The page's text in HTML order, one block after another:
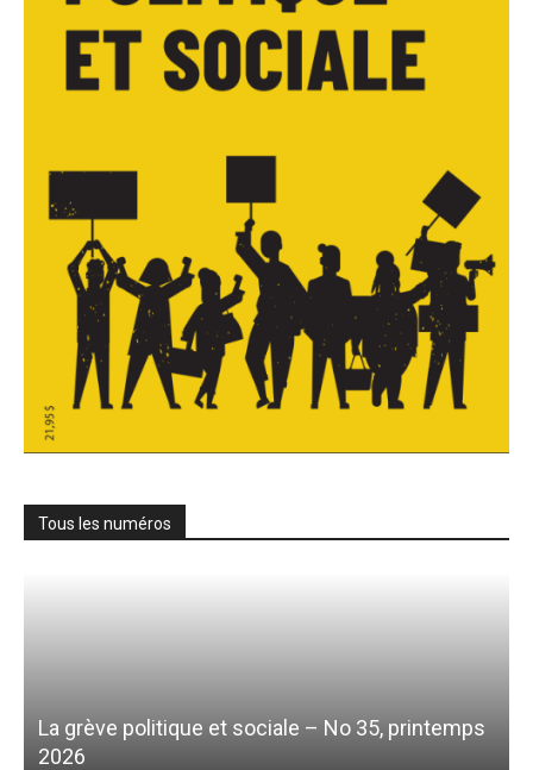
Tous les numéros
La grève politique et sociale – No 35, printemps
2026